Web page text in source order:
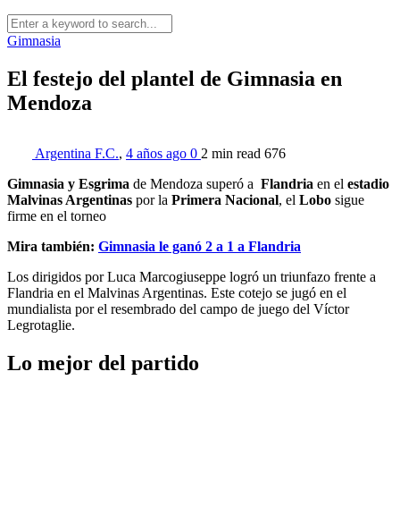
Gimnasia
El festejo del plantel de Gimnasia en
Mendoza
Argentina F.C., 4 años ago 0 2 min read 676
Gimnasia y Esgrima de Mendoza superó a Flandria en el estadio
Malvinas Argentinas por la Primera Nacional, el Lobo sigue
firme en el torneo
Mira también: Gimnasia le ganó 2 a 1 a Flandria
Los dirigidos por Luca Marcogiuseppe logró un triunfazo frente a
Flandria en el Malvinas Argentinas. Este cotejo se jugó en el
mundialista por el resembrado del campo de juego del Víctor
Legrotaglie.
Lo mejor del partido